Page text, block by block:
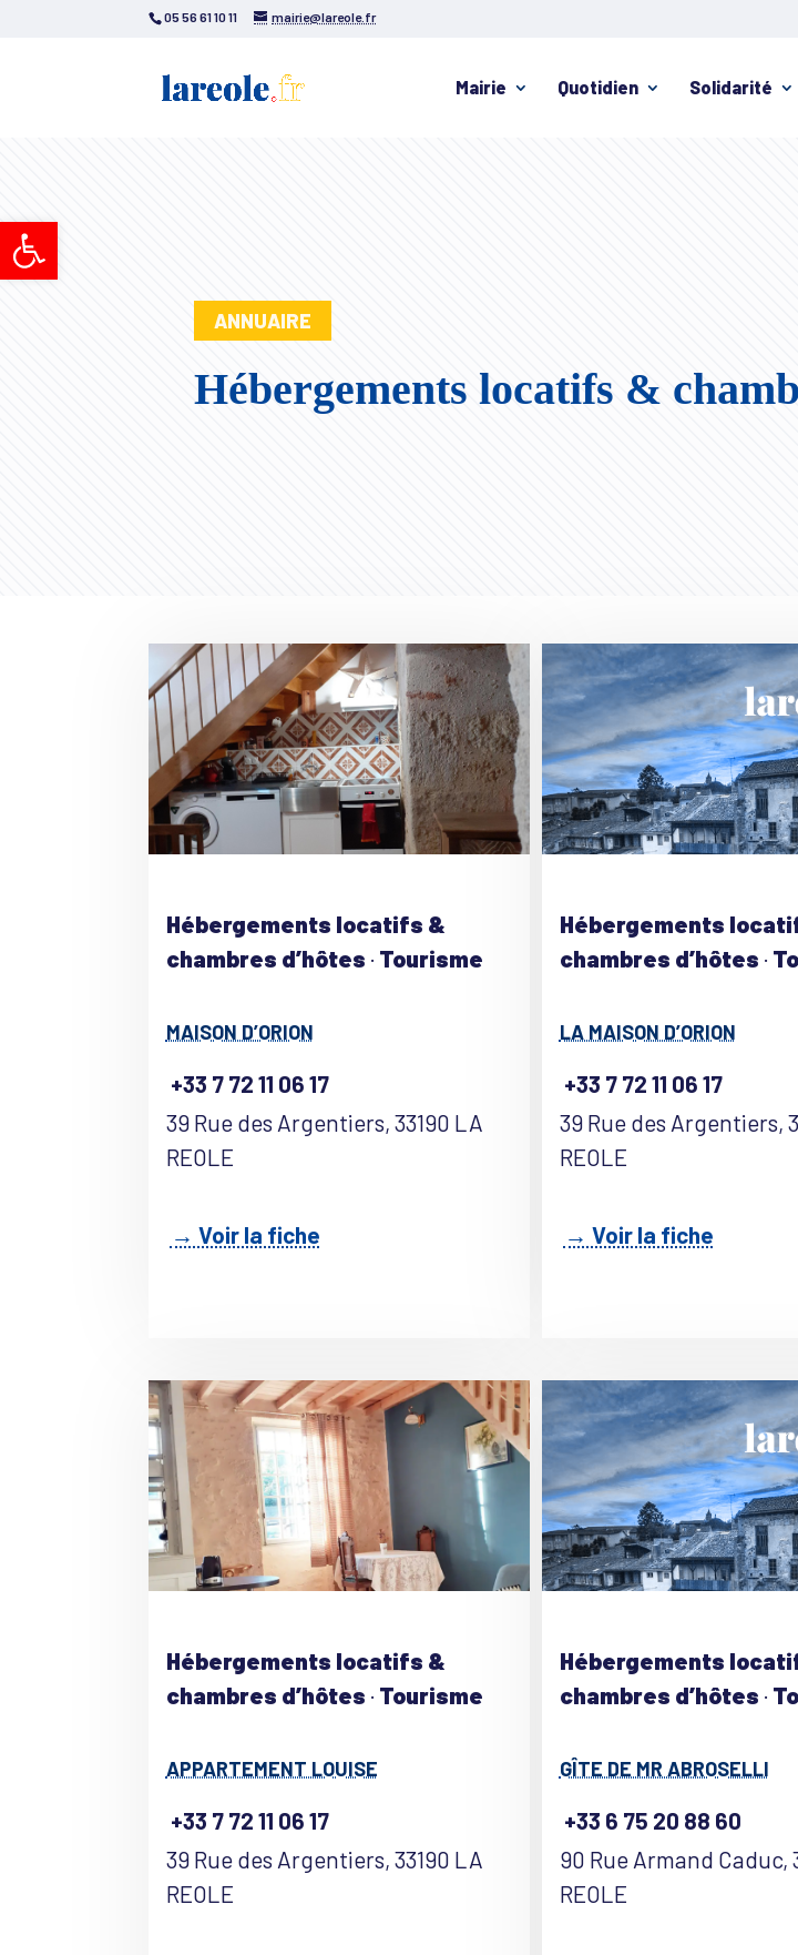
Ouvrir la barre d’outils
05 56 61 10 11 mairie@lareole.fr
Mairie Quotidien Solidarité
ANNUAIRE
Hébergements locatifs &
Hébergements locatifs &
chambres d’hôtes · Tourisme
MAISON D’ORION
+33 7 72 11 06 17
39 Rue des Argentiers, 33190 LA
REOLE
→ Voir la fiche
Hébergements
chambres d’hôtes ·
LA MAISON D’ORION
+33 7 72 11 06 17
39 Rue des Argentiers,
REOLE
→ Voir la fiche
Hébergements locatifs &
chambres d’hôtes · Tourisme
APPARTEMENT LOUISE
+33 7 72 11 06 17
39 Rue des Argentiers, 33190 LA
REOLE
Hébergements
chambres d’hôtes ·
GÎTE DE MR ABROSELLI
+33 6 75 20 88 60
90 Rue Armand Caduc,
REOLE